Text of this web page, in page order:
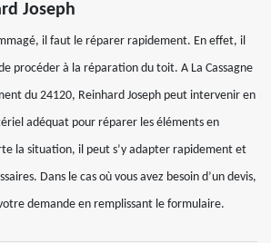
Joseph
il faut le réparer rapidement. En effet, il
procéder à la réparation du toit. A La Cassagne
du 24120, Reinhard Joseph peut intervenir en
adéquat pour réparer les éléments en
la situation, il peut s’y adapter rapidement et
Dans le cas où vous avez besoin d’un devis,
demande en remplissant le formulaire.